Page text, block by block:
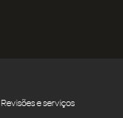
Revisões e serviços